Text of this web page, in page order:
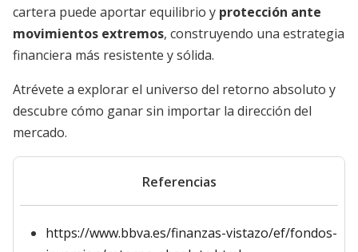
cartera puede aportar equilibrio y protección ante
movimientos extremos, construyendo una estrategia
financiera más resistente y sólida.
Atrévete a explorar el universo del retorno absoluto y
descubre cómo ganar sin importar la dirección del
mercado.
Referencias
https://www.bbva.es/finanzas-vistazo/ef/fondos-